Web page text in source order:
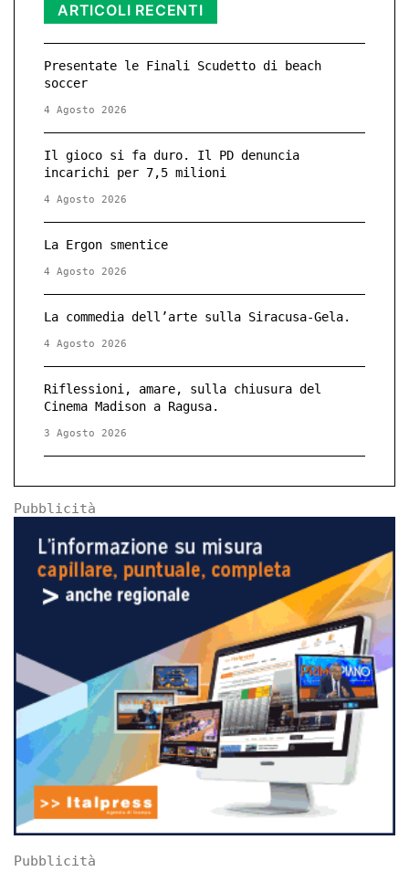
ARTICOLI RECENTI
Presentate le Finali Scudetto di beach
soccer
4 Agosto 2026
Il gioco si fa duro. Il PD denuncia
incarichi per 7,5 milioni
4 Agosto 2026
La Ergon smentice
4 Agosto 2026
La commedia dell’arte sulla Siracusa-Gela.
4 Agosto 2026
Riflessioni, amare, sulla chiusura del
Cinema Madison a Ragusa.
3 Agosto 2026
Pubblicità
Pubblicità